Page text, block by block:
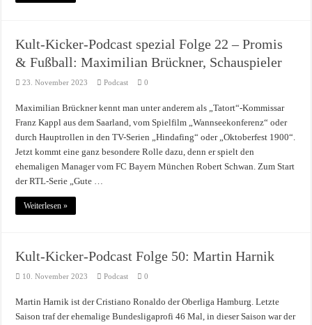
Kult-Kicker-Podcast spezial Folge 22 – Promis
& Fußball: Maximilian Brückner, Schauspieler
23. November 2023 Podcast 0
Maximilian Brückner kennt man unter anderem als „Tatort“-Kommissar
Franz Kappl aus dem Saarland, vom Spielfilm „Wannseekonferenz“ oder
durch Hauptrollen in den TV-Serien „Hindafing“ oder „Oktoberfest 1900“.
Jetzt kommt eine ganz besondere Rolle dazu, denn er spielt den
ehemaligen Manager vom FC Bayern München Robert Schwan. Zum Start
der RTL-Serie „Gute …
Weiterlesen »
Kult-Kicker-Podcast Folge 50: Martin Harnik
10. November 2023 Podcast 0
Martin Harnik ist der Cristiano Ronaldo der Oberliga Hamburg. Letzte
Saison traf der ehemalige Bundesligaprofi 46 Mal, in dieser Saison war der